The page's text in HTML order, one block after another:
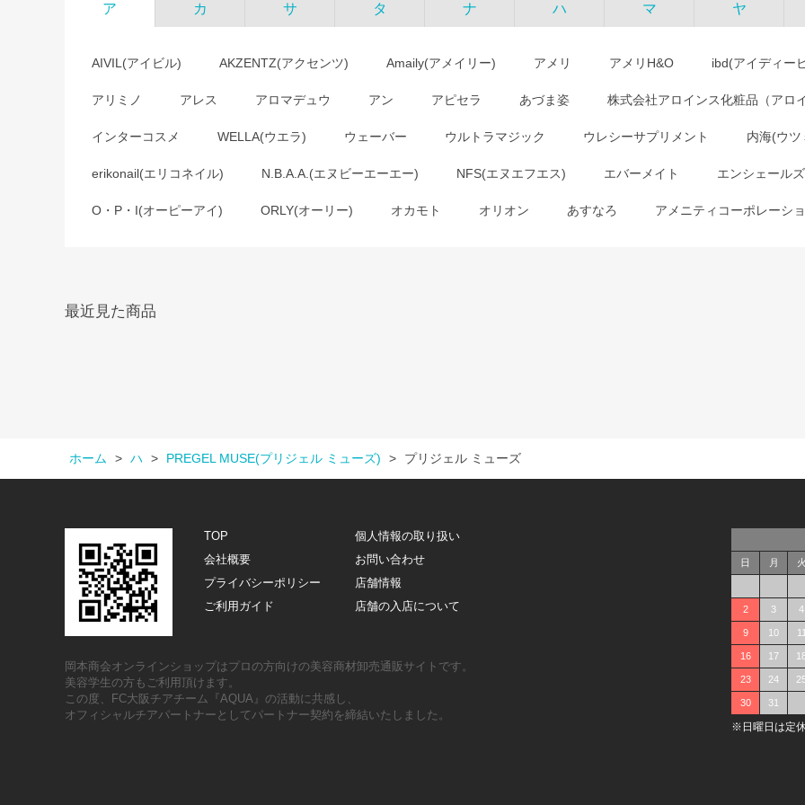
ア カ サ タ ナ ハ マ ヤ
AIVIL(アイビル) AKZENTZ(アクセンツ) Amaily(アメイリー) アメリ アメリH&O ibd(アイディー
アリミノ アレス アロマデュウ アン アピセラ あづま姿 株式会社アロインス化粧品（アロ
インターコスメ WELLA(ウエラ) ウェーバー ウルトラマジック ウレシーサプリメント 内海(ウツ
erikonail(エリコネイル) N.B.A.A.(エヌビーエーエー) NFS(エヌエフエス) エバーメイト エンシェールズ
O・P・I(オーピーアイ) ORLY(オーリー) オカモト オリオン あすなろ アメニティコーポレーシ
最近見た商品
ホーム > ハ > PREGEL MUSE(プリジェル ミューズ) > プリジェル ミューズ
TOP
個人情報の取り扱い
会社概要
お問い合わせ
プライバシーポリシー
店舗情報
ご利用ガイド
店舗の入店について
岡本商会オンラインショップはプロの方向けの美容商材卸売通販サイトです。
美容学生の方もご利用頂けます。
この度、FC大阪チアチーム『AQUA』の活動に共感し、
オフィシャルチアパートナーとしてパートナー契約を締結いたしました。
日 月
2 3 4
9 10
16 17
23 24
30 31
※日曜日は定